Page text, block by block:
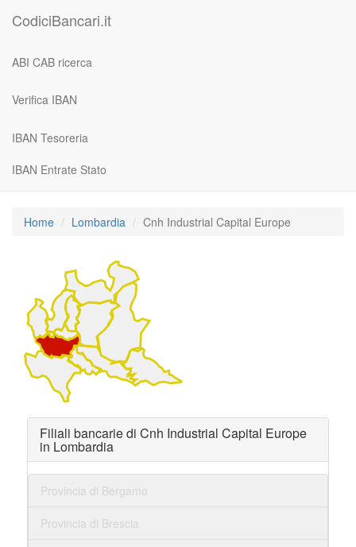
CodiciBancari.it
ABI CAB ricerca
Verifica IBAN
IBAN Tesoreria
IBAN Entrate Stato
Home Lombardia Cnh Industrial Capital Europe
Filiali bancarie di Cnh Industrial Capital Europe
in Lombardia
Provincia di Bergamo
Provincia di Brescia